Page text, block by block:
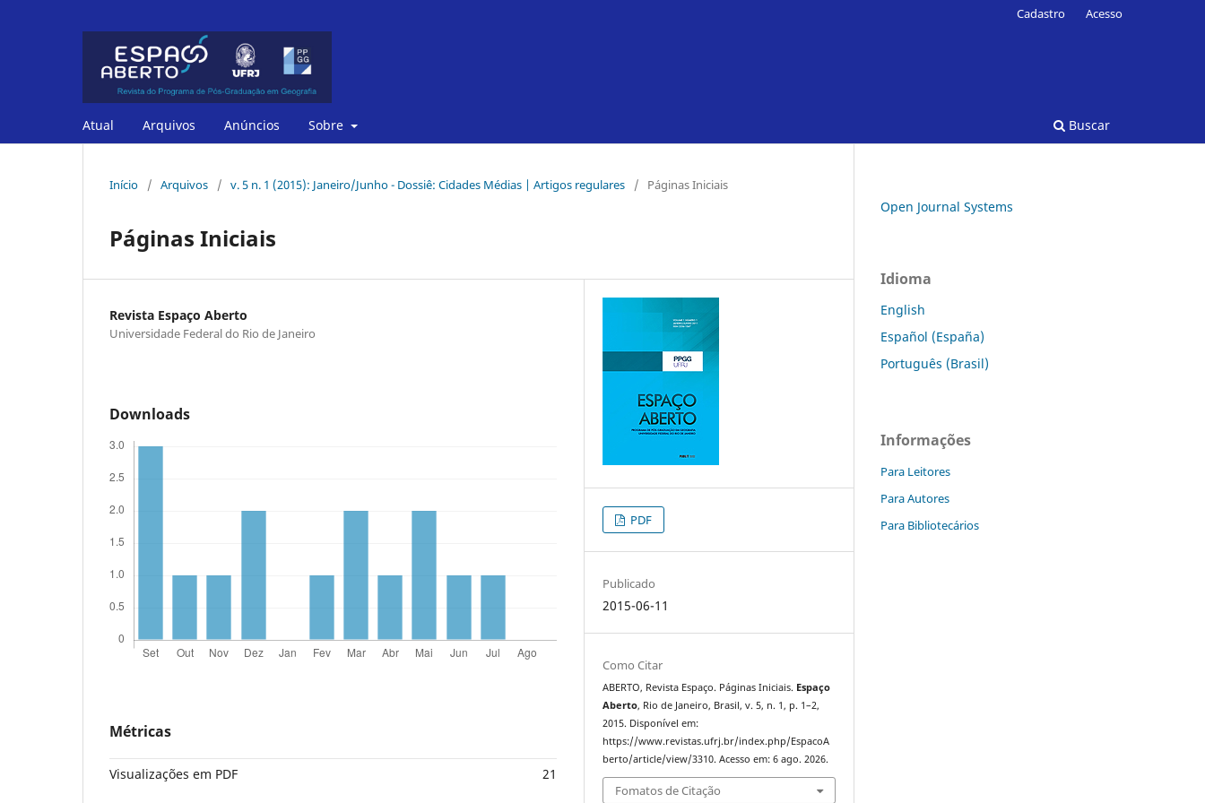
Atual Arquivos Anúncios Sobre Buscar
Cadastro Acesso
Início / Arquivos / v. 5 n. 1 (2015): Janeiro/Junho - Dossiê: Cidades Médias | Artigos regulares / Páginas Iniciais
Páginas Iniciais
Revista Espaço Aberto
Universidade Federal do Rio de Janeiro
Downloads
Métricas
Visualizações em PDF 21
PDF
Publicado
2015-06-11
Como Citar
ABERTO, Revista Espaço. Páginas Iniciais. Espaço
Aberto, Rio de Janeiro, Brasil, v. 5, n. 1, p. 1–2,
2015. Disponível em:
https://www.revistas.ufrj.br/index.php/EspacoA
berto/article/view/3310. Acesso em: 6 ago. 2026.
Fomatos de Citação
Open Journal Systems
Idioma
English
Español (España)
Português (Brasil)
Informações
Para Leitores
Para Autores
Para Bibliotecários